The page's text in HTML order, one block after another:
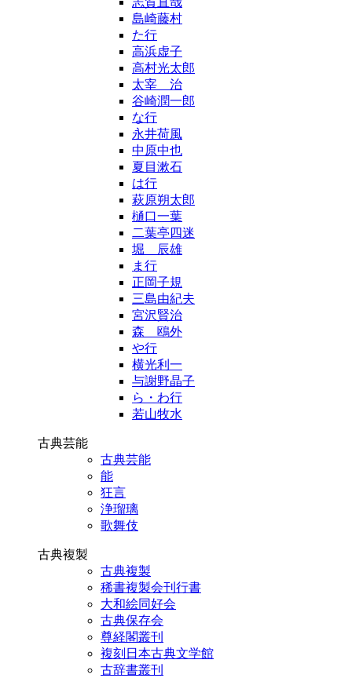
島崎藤村
た行
高浜虚子
高村光太郎
太宰 治
谷崎潤一郎
な行
永井荷風
中原中也
夏目漱石
は行
萩原朔太郎
樋口一葉
二葉亭四迷
堀 辰雄
ま行
正岡子規
三島由紀夫
宮沢賢治
森 鴎外
や行
横光利一
与謝野晶子
ら・わ行
若山牧水
古典芸能
古典芸能
能
狂言
浄瑠璃
歌舞伎
古典複製
古典複製
稀書複製会刊行書
大和絵同好会
古典保存会
尊経閣叢刊
複刻日本古典文学館
古辞書叢刊